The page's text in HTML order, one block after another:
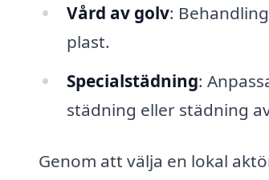
Vård av golv:
plast.
Specialstädning:
städning eller städning
Genom att välja en lokal